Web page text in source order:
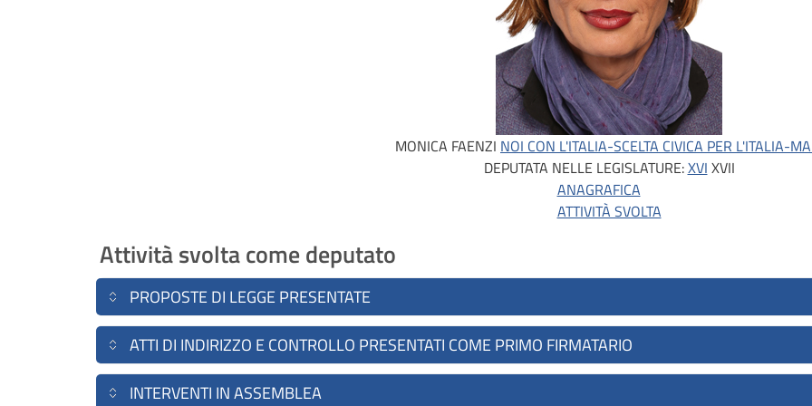
MONICA FAENZI NOI CON L'ITALIA-SCELTA CIVICA PER L'ITALIA-
DEPUTATA NELLE LEGISLATURE:XVI XVII
ANAGRAFICA
ATTIVITÀ SVOLTA
Attività svolta come deputato
PROPOSTE DI LEGGE PRESENTATE
ATTI DI INDIRIZZO E CONTROLLO PRESENTATI COME PRIMO FIRMATARIO
INTERVENTI IN ASSEMBLEA